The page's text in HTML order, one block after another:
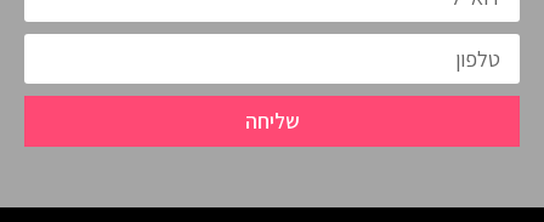
שליחה